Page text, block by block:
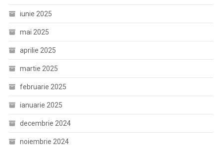
iunie 2025
mai 2025
aprilie 2025
martie 2025
februarie 2025
ianuarie 2025
decembrie 2024
noiembrie 2024